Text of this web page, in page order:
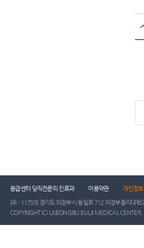
응급센터 당직전문의 진료과 이용약관 개인정
[우 : 11759] 경기도 의정부시 동일로 712 의정부을지대학
COPYRIGHT(C) UIJEONGBU EULJI MEDICAL